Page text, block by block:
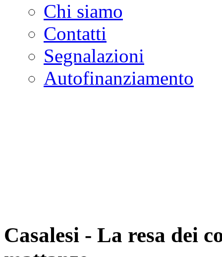
Chi siamo
Contatti
Segnalazioni
Autofinanziamento
Casalesi - La resa dei